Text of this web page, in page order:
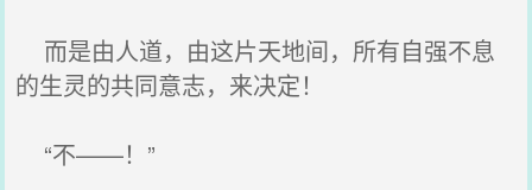
而是由人道，由这片天地间，所有自强不息
的生灵的共同意志，来决定！
“不——！”